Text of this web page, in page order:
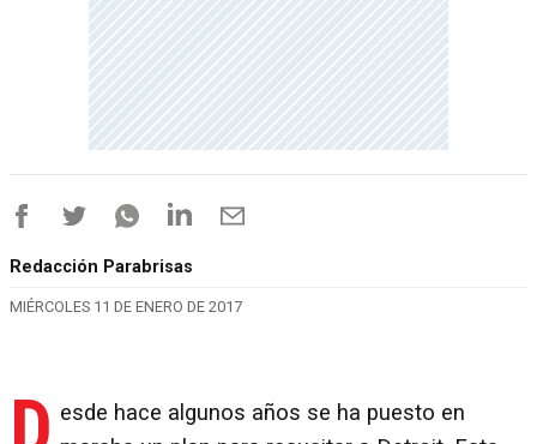
Redacción Parabrisas
MIÉRCOLES 11 DE ENERO DE 2017
esde hace algunos años se ha puesto en